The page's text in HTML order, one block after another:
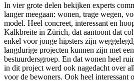
In vier grote delen bekijken experts
langer meegaan: wonen, trage wegen,
model. Heel concreet, interessant en
Kalkbreite in Zürich, dat aantoont dat
enkel voor jonge hipsters zijn
langdurige projecten kunnen zijn met
bestuurdersgroep. En dat wonen heel
in dit project werd ook nagedacht over
voor de bewoners. Ook heel interessant